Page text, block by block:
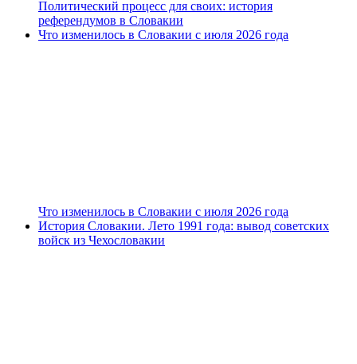
Политический процесс для своих: история
референдумов в Словакии
Что изменилось в Словакии с июля 2026 года
Что изменилось в Словакии с июля 2026 года
История Словакии. Лето 1991 года: вывод советских
войск из Чехословакии